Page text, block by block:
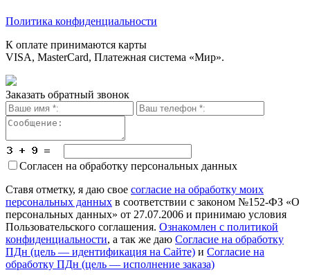
Политика конфиденциальности
К оплате принимаются карты
VISA, MasterCard, Платежная система «Мир».
Заказать обратный звонок
Согласен на обработку персональных данных
Ставя отметку, я даю свое согласие на обработку моих
персональных данных в соответствии с законом №152-ФЗ «О
персональных данных» от 27.07.2006 и принимаю условия
Пользовательского соглашения. Ознакомлен с политикой
конфиденциальности, а так же даю Согласие на обработку
ПДн (цель — идентификация на Сайте) и Согласие на
обработку ПДн (цель — исполнение заказа)